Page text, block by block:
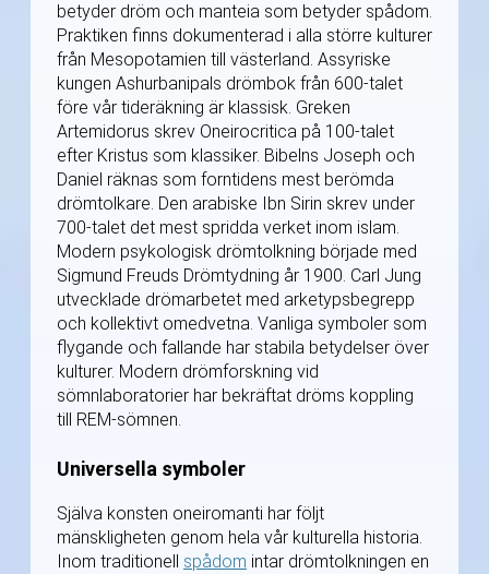
betyder dröm och manteia som betyder spådom.
Praktiken finns dokumenterad i alla större kulturer
från Mesopotamien till västerland. Assyriske
kungen Ashurbanipals drömbok från 600-talet
före vår tideräkning är klassisk. Greken
Artemidorus skrev Oneirocritica på 100-talet
efter Kristus som klassiker. Bibelns Joseph och
Daniel räknas som forntidens mest berömda
drömtolkare. Den arabiske Ibn Sirin skrev under
700-talet det mest spridda verket inom islam.
Modern psykologisk drömtolkning började med
Sigmund Freuds Drömtydning år 1900. Carl Jung
utvecklade drömarbetet med arketypsbegrepp
och kollektivt omedvetna. Vanliga symboler som
flygande och fallande har stabila betydelser över
kulturer. Modern drömforskning vid
sömnlaboratorier har bekräftat dröms koppling
till REM-sömnen.
Universella symboler
Själva konsten oneiromanti har följt
mänskligheten genom hela vår kulturella historia.
Inom traditionell spådom intar drömtolkningen en